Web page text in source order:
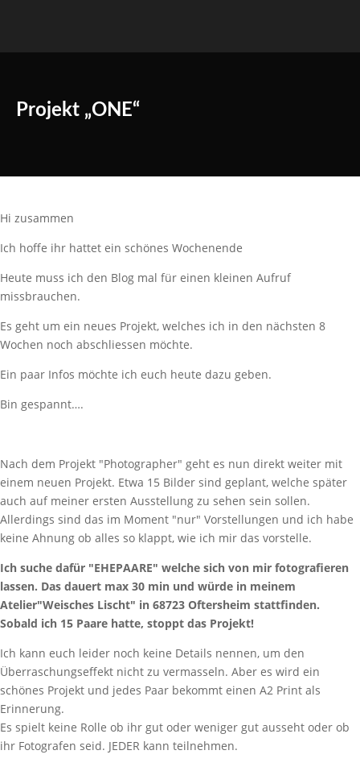
Projekt „ONE“
Hi zusammen
Ich hoffe ihr hattet ein schönes Wochenende
Heute muss ich den Blog mal für einen kleinen Aufruf
missbrauchen.
Es geht um ein neues Projekt, welches ich in den nächsten 8
Wochen noch abschliessen möchte.
Ein paar Infos möchte ich euch heute dazu geben.
Bin gespannt….
Nach dem Projekt "Photographer" geht es nun direkt weiter mit
einem neuen Projekt. Etwa 15 Bilder sind geplant, welche später
auch auf meiner ersten Ausstellung zu sehen sein sollen.
Allerdings sind das im Moment "nur" Vorstellungen und ich habe
keine Ahnung ob alles so klappt, wie ich mir das vorstelle.
Ich suche dafür "EHEPAARE" welche sich von mir fotografieren
lassen. Das dauert max 30 min und würde in meinem
Atelier"Weisches Lischt" in 68723 Oftersheim stattfinden.
Sobald ich 15 Paare hatte, stoppt das Projekt!
Ich kann euch leider noch keine Details nennen, um den
Überraschungseffekt nicht zu vermasseln. Aber es wird ein
schönes Projekt und jedes Paar bekommt einen A2 Print als
Erinnerung.
Es spielt keine Rolle ob ihr gut oder weniger gut ausseht oder ob
ihr Fotografen seid. JEDER kann teilnehmen.